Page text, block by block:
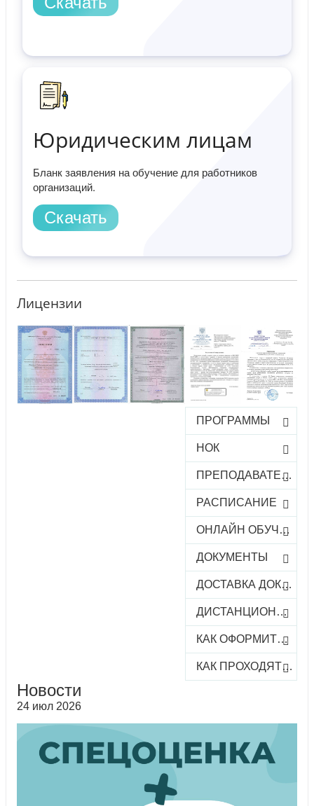
Юридическим лицам
Бланк заявления на обучение для работников
организаций.
Скачать
Лицензии
ПРОГРАММЫ
НОК
ПРЕПОДАВАТЕЛИ
РАСПИСАНИЕ
ОНЛАЙН ОБУЧЕНИЕ
ДОКУМЕНТЫ
ДОСТАВКА ДОКУМЕНТОВ
ДИСТАНЦИОННОЕ ОБУЧЕНИЕ
КАК ОФОРМИТЬ ЗАКАЗ КУРСА
КАК ПРОХОДЯТ ОНЛАЙН-КУРСЫ
Новости
24 июл 2026